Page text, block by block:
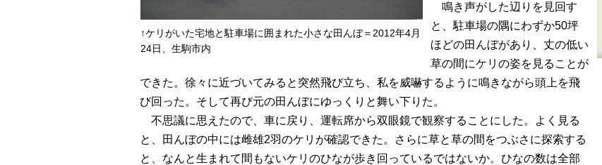
↑ケリがいた宅地と駐車場に囲まれた小さな田んぼ＝2012年4月
24日、生駒市内
鳴き声がした辺りを見回す
と、駐車場の隅にわずか50坪
ほどの田んぼがあり、丈の低い
草の間にケリの姿を見ることが
できた。徐々に近づいてみると突然飛び立ち、私を威嚇するように鳴きながら頭上を飛
び回った。そして再び元の田んぼにゆっくりと舞い下りた。
不思議に思えたので、車に戻り、運転席から双眼鏡で観察することにした。よく見る
と、田んぼの中には雌雄2羽のケリが確認できた。さらに草と草の間をつぶさに探索する
と、なんと生まれて間もないケリのひなが歩き回っているではないか。ひなの数は全部